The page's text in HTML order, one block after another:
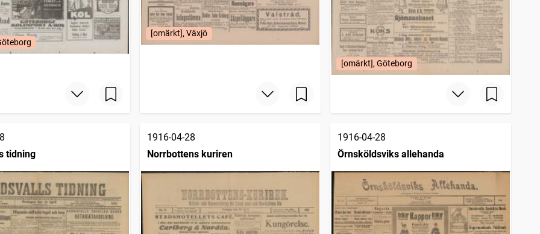
[omärkt], Växjö
[omärkt], Göteborg
tidning
1916-04-28
Norrbottens kuriren
1916-04-28
Örnsköldsviks allehanda